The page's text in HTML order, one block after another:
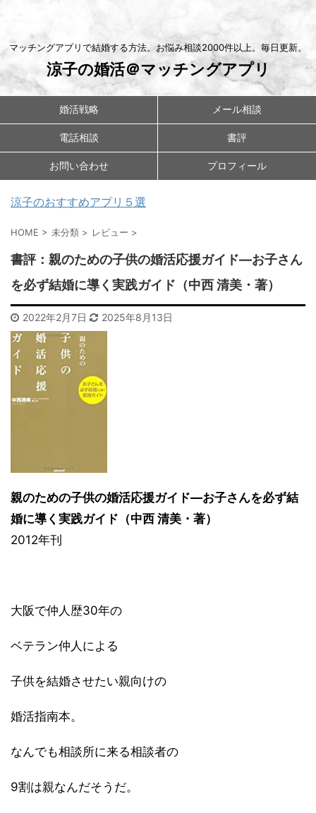
マッチングアプリで結婚する方法。お悩み相談2000件以上。毎日更新。
涼子の婚活＠マッチングアプリ
婚活戦略 メール相談
電話相談 書評
お問い合わせ プロフィール
涼子のおすすめアプリ５選
HOME > 未分類 > レビュー >
書評：親のための子供の婚活応援ガイド―お子さん
を必ず結婚に導く実践ガイド（中西 清美・著）
2022年2月7日 2025年8月13日
親のための子供の婚活応援ガイド―お子さんを必ず結
婚に導く実践ガイド（中西 清美・著）
2012年刊
大阪で仲人歴30年の
ベテラン仲人による
子供を結婚させたい親向けの
婚活指南本。
なんでも相談所に来る相談者の
9割は親なんだそうだ。